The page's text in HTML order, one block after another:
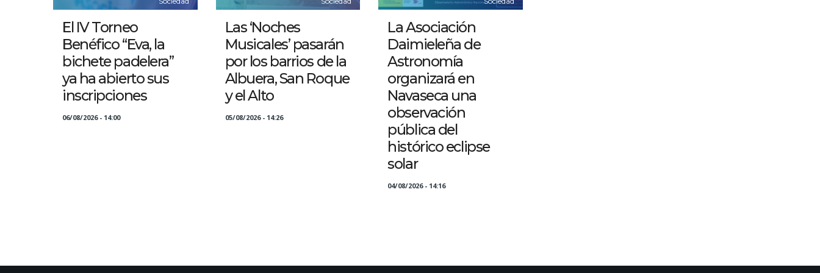
El IV Torneo
Benéfico “Eva, la
bichete padelera”
ya ha abierto sus
inscripciones
06/08/2026 - 14:00
Las ‘Noches
Musicales’ pasarán
por los barrios de la
Albuera, San Roque
y el Alto
05/08/2026 - 14:26
La Asociación
Daimieleña de
Astronomía
organizará en
Navaseca una
observación
pública del
histórico eclipse
solar
04/08/2026 - 14:16